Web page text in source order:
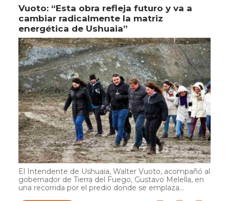
Vuoto: “Esta obra refleja futuro y va a
cambiar radicalmente la matriz
energética de Ushuaia”
El Intendente de Ushuaia, Walter Vuoto, acompañó al
gobernador de Tierra del Fuego, Gustavo Melella, en
una recorrida por el predio donde se emplaza...